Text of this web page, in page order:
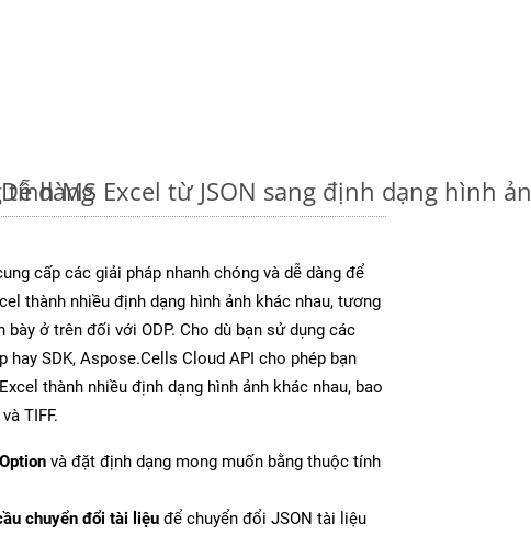
dàng
MS Excel từ JSON sang định dạng hình
cấp các giải pháp nhanh chóng và dễ dàng để
thành nhiều định dạng hình ảnh khác nhau, tương
ở trên đối với ODP. Cho dù bạn sử dụng các
hay SDK, Aspose.Cells Cloud API cho phép bạn
thành nhiều định dạng hình ảnh khác nhau, bao
TIFF.
và đặt định dạng mong muốn bằng thuộc tính
chuyển đổi tài liệu để chuyển đổi JSON tài liệu